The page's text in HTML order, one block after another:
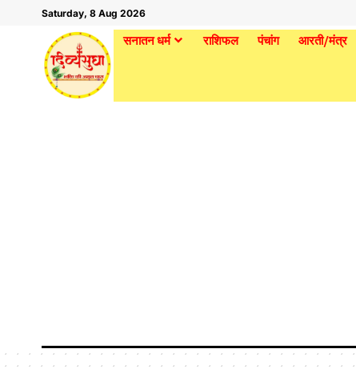
Saturday, 8 Aug 2026
सनातन धर्म राशिफल पंचांग आरती/मंत्र